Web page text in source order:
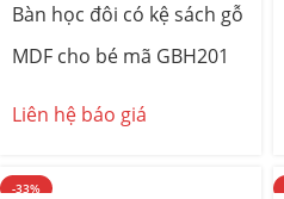
Bàn học đôi có kệ sách gỗ
MDF cho bé mã GBH201
Liên hệ báo giá
-33%